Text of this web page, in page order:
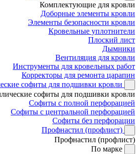
Комплектующие для кровли
Доборные элементы кровли
Элементы безопасности кровли
Кровельные уплотнители
Плоский лист
Дымники
Вентиляция для кровли
Инструменты для кровельных работ
Корректоры для ремонта царапин
софиты для подшивки кровли
софиты для подшивки кровли
Софиты с полной перфорацией
Софиты с центральной перфорацией
Софиты без перфорации
Профнастил (профлист)
Профнастил (профлист)
По марке